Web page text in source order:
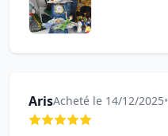
ArisAcheté le 14/12/2025•